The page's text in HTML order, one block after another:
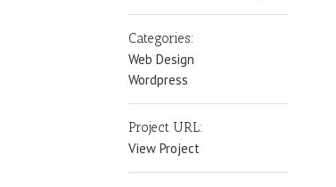
Categories:
Web Design
Wordpress
Project URL:
View Project